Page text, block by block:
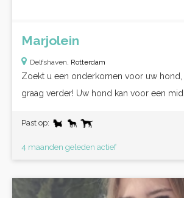
Marjolein
Delfshaven, Rotterdam
Zoekt u een onderkomen voor uw hond,
graag verder! Uw hond kan voor een
Past op:
4 maanden geleden actief